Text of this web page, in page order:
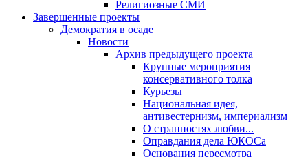
Религиозные СМИ
Завершенные проекты
Демократия в осаде
Новости
Архив предыдущего проекта
Крупные мероприятия
консервативного толка
Курьезы
Национальная идея,
антивестернизм, империализм
О странностях любви...
Оправдания дела ЮКОСа
Основания пересмотра